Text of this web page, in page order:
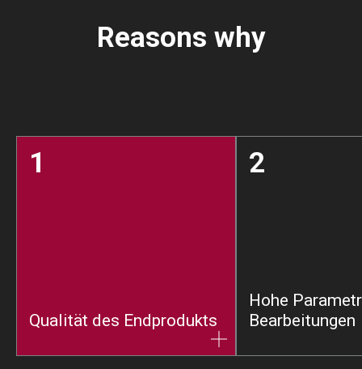
Reasons why
1
Qualität des Endprodukts
2
Hohe
Bearbeitungen